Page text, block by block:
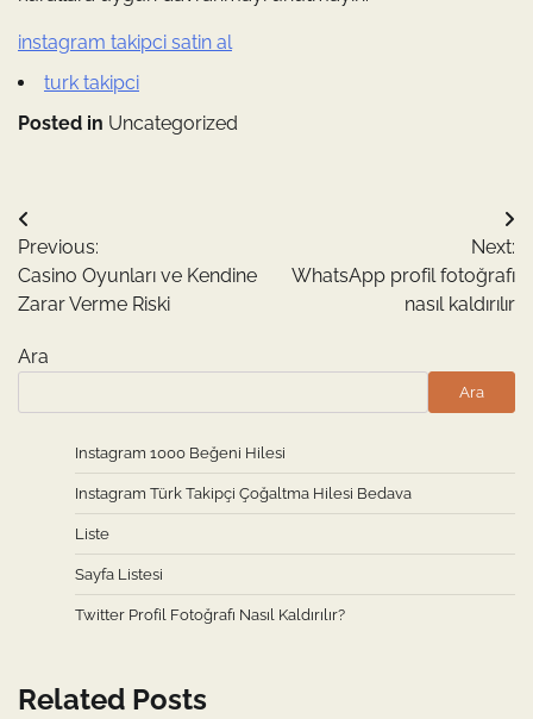
instagram takipci satin al
turk takipci
Posted in Uncategorized
Yazı
gezinmesi
Previous:
Casino Oyunları ve Kendine
Zarar Verme Riski
Next:
WhatsApp profil fotoğrafı
nasıl kaldırılır
Ara
Ara
Instagram 1000 Beğeni Hilesi
Instagram Türk Takipçi Çoğaltma Hilesi Bedava
Liste
Sayfa Listesi
Twitter Profil Fotoğrafı Nasıl Kaldırılır?
Related Posts